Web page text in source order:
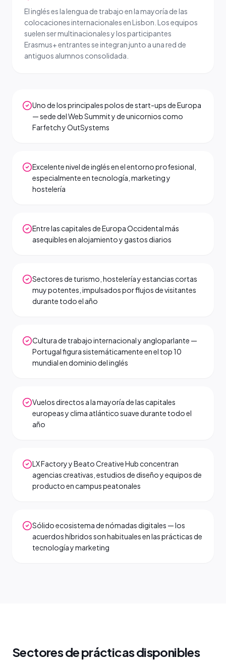
El inglés es la lengua de trabajo en la mayoría de las
colocaciones internacionales en Lisbon. Los equipos
suelen ser multinacionales y los participantes
Erasmus+ entrantes se integran junto a una red de
antiguos alumnos consolidada.
Uno de los principales polos de start-ups de Europa
— sede del Web Summit y de unicornios como
Farfetch y OutSystems
Excelente nivel de inglés en el entorno profesional,
especialmente en tecnología, marketing y
hostelería
Entre las capitales de Europa Occidental más
asequibles en alojamiento y gastos diarios
Sectores de turismo, hostelería y estancias cortas
muy potentes, impulsados por flujos de visitantes
durante todo el año
Cultura de trabajo internacional y angloparlante —
Portugal figura sistemáticamente en el top 10
mundial en dominio del inglés
Vuelos directos a la mayoría de las capitales
europeas y clima atlántico suave durante todo el
año
LX Factory y Beato Creative Hub concentran
agencias creativas, estudios de diseño y equipos de
producto en campus peatonales
Sólido ecosistema de nómadas digitales — los
acuerdos híbridos son habituales en las prácticas de
tecnología y marketing
Sectores de prácticas disponibles